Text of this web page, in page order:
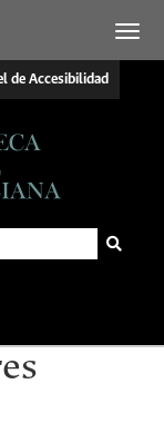
de Accesibilidad